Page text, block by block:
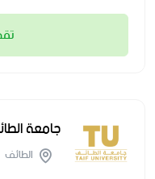
جامعة
الطائف